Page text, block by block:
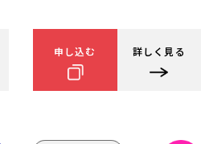
申し込む 詳しく見る